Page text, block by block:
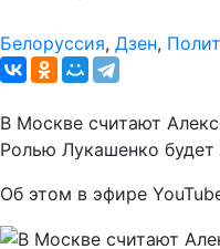
Белоруссия, Дзен,
В Москве считают
Ролью Лукашенко будет
Об этом в эфире